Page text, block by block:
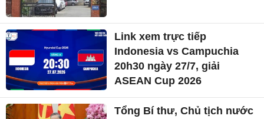
Link xem trực tiếp
Indonesia vs Campuchia
20h30 ngày 27/7, giải
ASEAN Cup 2026
Tổng Bí thư, Chủ tịch nước